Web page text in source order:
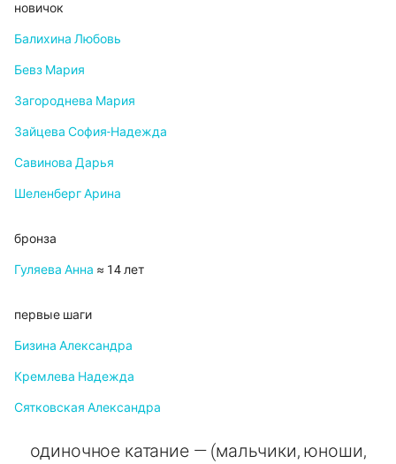
новичок
Балихина Любовь
Бевз Мария
Загороднева Мария
Зайцева София-Надежда
Савинова Дарья
Шеленберг Арина
бронза
Гуляева Анна ≈ 14 лет
первые шаги
Бизина Александра
Кремлева Надежда
Сятковская Александра
одиночное катание — (мальчики, юноши,